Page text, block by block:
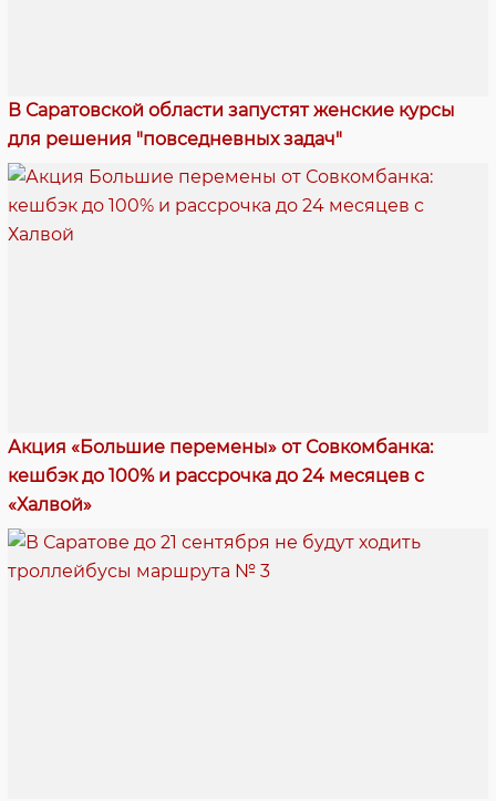
В Саратовской области запустят женские курсы
для решения "повседневных задач"
Акция «Большие перемены» от Совкомбанка:
кешбэк до 100% и рассрочка до 24 месяцев с
«Халвой»